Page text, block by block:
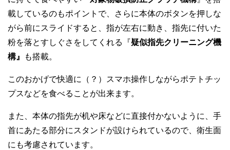
載しているのもポイントで、さらに本体のボタンを押しな
がら前にスライドすると、指が左右に動き、指先に付いた
粉を落とすしぐさをしてくれる『疑似指先クリーニング機
構』
も搭載。
このおかげで快適に（？）スマホ操作しながらポテトチッ
プスなどを食べることが出来ます。
また、本体の指先が机や床などに直接付かないように、手
首にあたる部分にスタンドが設けられているので、衛生面
にも考慮されています。